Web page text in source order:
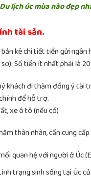
Du lịch úc mùa nào đẹp
tài sản.
kê chi tiết tiền gửi
Số tiền ít nhất phải là
khách đi thăm đồng ý tài
để hỗ trợ.
xe ô tô (nếu có)
thân nhân, cần cung
quan hệ với người ở Úc
trạng sinh sống tại Úc